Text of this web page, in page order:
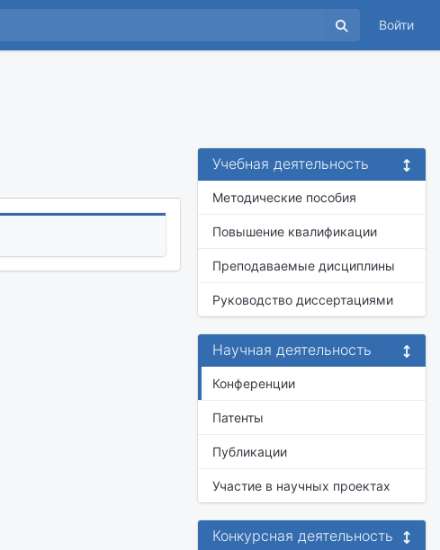
Войти
Учебная деятельность
Методические пособия
Повышение квалификации
Преподаваемые дисциплины
Руководство диссертациями
Научная деятельность
Конференции
Патенты
Публикации
Участие в научных проектах
Конкурсная деятельность